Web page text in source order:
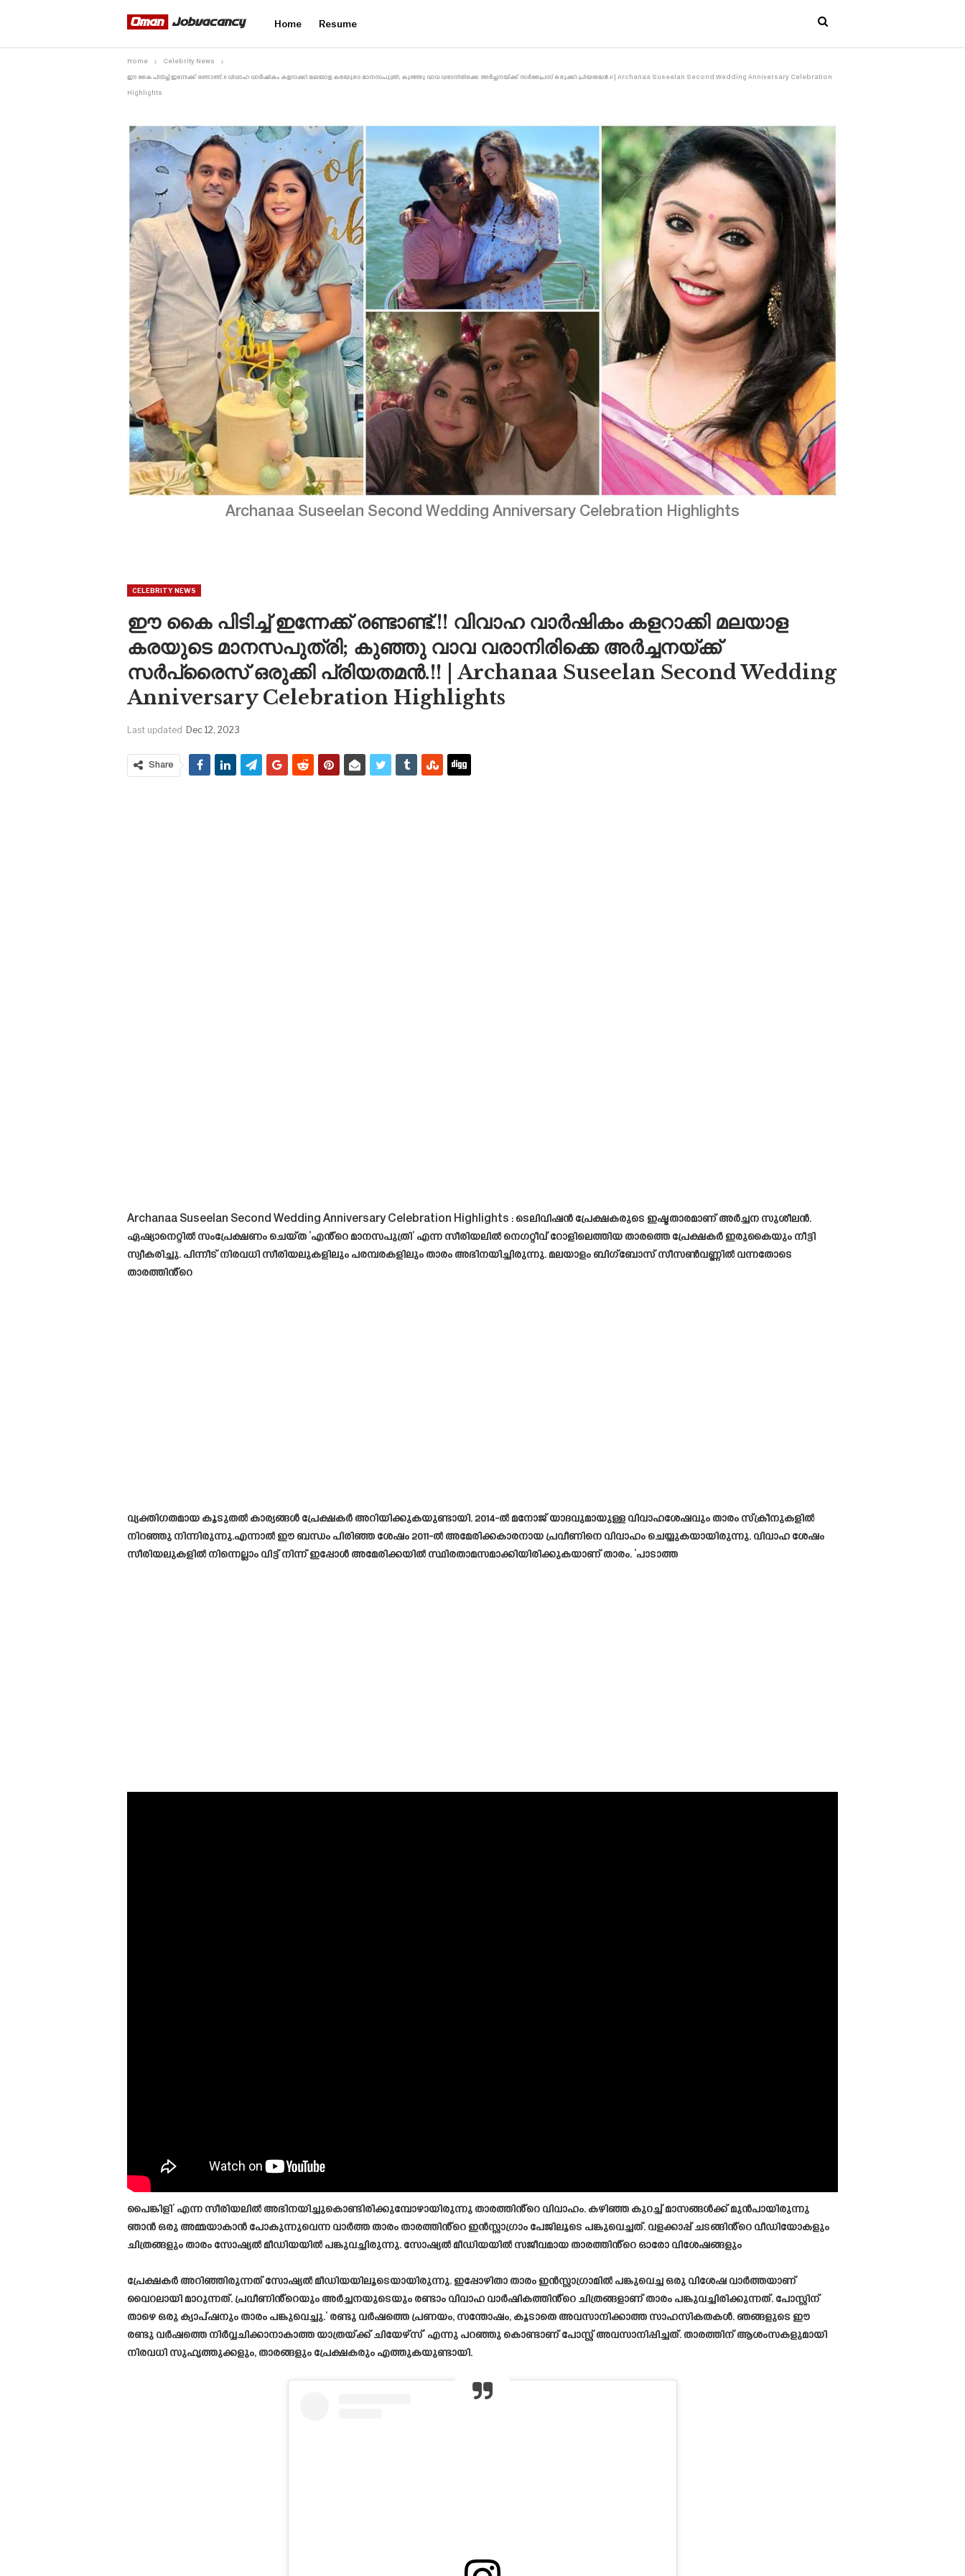
Home Resume
Home Celebrity News
ഈ കൈ പിടിച്ച് ഇന്നേക്ക് രണ്ടാണ്ട്.!! വിവാഹ വാർഷികം കളറാക്കി മലയാള കരയുടെ മാനസപുത്രി; കുഞ്ഞു വാവ വരാനിരിക്കെ അർച്ചനയ്ക്ക് സർപ്രൈസ് ഒരുക്കി പ്രിയതമൻ.!! | Archanaa Suseelan Second Wedding Anniversary Celebration
Highlights
Archanaa Suseelan Second Wedding Anniversary Celebration Highlights
CELEBRITY NEWS
ഈ കൈ പിടിച്ച് ഇന്നേക്ക് രണ്ടാണ്ട്.!! വിവാഹ വാർഷികം കളറാക്കി മലയാള
കരയുടെ മാനസപുത്രി; കുഞ്ഞു വാവ വരാനിരിക്കെ അർച്ചനയ്ക്ക്
സർപ്രൈസ് ഒരുക്കി പ്രിയതമൻ.!! | Archanaa Suseelan Second Wedding
Anniversary Celebration Highlights
Last updated Dec 12, 2023
Share
Archanaa Suseelan Second Wedding Anniversary Celebration Highlights : ടെലിവിഷൻ പ്രേക്ഷകരുടെ ഇഷ്ടതാരമാണ് അർച്ചന സുശീലൻ.
ഏഷ്യാനെറ്റിൽ സംപ്രേക്ഷണം ചെയ്ത ‘എൻ്റെ മാനസപുത്രി’ എന്ന സീരിയലിൽ നെഗറ്റീവ് റോളിലെത്തിയ താരത്തെ പ്രേക്ഷകർ ഇരുകൈയും നീട്ടി
സ്വീകരിച്ചു. പിന്നീട് നിരവധി സീരിയലുകളിലും പരമ്പരകളിലും താരം അഭിനയിച്ചിരുന്നു. മലയാളം ബിഗ്ബോസ് സീസൺവണ്ണിൽ വന്നതോടെ
താരത്തിൻ്റെ
വ്യക്തിഗതമായ കൂടുതൽ കാര്യങ്ങൾ പ്രേക്ഷകർ അറിയിക്കുകയുണ്ടായി. 2014-ൽ മനോജ് യാദവുമായുള്ള വിവാഹശേഷവും താരം സ്ക്രീനുകളിൽ
നിറഞ്ഞു നിന്നിരുന്നു.എന്നാൽ ഈ ബന്ധം പിരിഞ്ഞ ശേഷം 2011-ൽ അമേരിക്കകാരനായ പ്രവീണിനെ വിവാഹം ചെയ്യുകയായിരുന്നു. വിവാഹ ശേഷം
സീരിയലുകളിൽ നിന്നെല്ലാം വിട്ട് നിന്ന് ഇപ്പോൾ അമേരിക്കയിൽ സ്ഥിരതാമസമാക്കിയിരിക്കുകയാണ് താരം. ‘പാടാത്ത
പൈങ്കിളി’ എന്ന സീരിയലിൽ അഭിനയിച്ചുകൊണ്ടിരിക്കുമ്പോഴായിരുന്നു താരത്തിൻ്റെ വിവാഹം. കഴിഞ്ഞ കുറച്ച് മാസങ്ങൾക്ക് മുൻപായിരുന്നു
ഞാൻ ഒരു അമ്മയാകാൻ പോകുന്നുവെന്ന വാർത്ത താരം താരത്തിൻ്റെ ഇൻസ്റ്റാഗ്രാം പേജിലൂടെ പങ്കുവെച്ചത്. വളക്കാപ്പ് ചടങ്ങിൻ്റെ വീഡിയോകളും
ചിത്രങ്ങളും താരം സോഷ്യൽ മീഡിയയിൽ പങ്കുവച്ചിരുന്നു. സോഷ്യൽ മീഡിയയിൽ സജീവമായ താരത്തിൻ്റെ ഓരോ വിശേഷങ്ങളും
പ്രേക്ഷകർ അറിഞ്ഞിരുന്നത് സോഷ്യൽ മീഡിയയിലൂടെയായിരുന്നു. ഇപ്പോഴിതാ താരം ഇൻസ്റ്റാഗ്രാമിൽ പങ്കുവെച്ച ഒരു വിശേഷ വാർത്തയാണ്
വൈറലായി മാറുന്നത്. പ്രവീണിൻ്റെയും അർച്ചനയുടെയും രണ്ടാം വിവാഹ വാർഷികത്തിൻ്റെ ചിത്രങ്ങളാണ് താരം പങ്കുവച്ചിരിക്കുന്നത്. പോസ്റ്റിന്
താഴെ ഒരു ക്യാപ്ഷനും താരം പങ്കുവെച്ചു.’ രണ്ടു വർഷത്തെ പ്രണയം, സന്തോഷം, കൂടാതെ അവസാനിക്കാത്ത സാഹസികതകൾ. ഞങ്ങളുടെ ഈ
രണ്ടു വർഷത്തെ നിർവ്വചിക്കാനാകാത്ത യാത്രയ്ക്ക് ചിയേഴ്സ്’ എന്നു പറഞ്ഞു കൊണ്ടാണ് പോസ്റ്റ് അവസാനിപ്പിച്ചത്. താരത്തിന് ആശംസകളുമായി
നിരവധി സുഹൃത്തുക്കളും, താരങ്ങളും പ്രേക്ഷകരും എത്തുകയുണ്ടായി.